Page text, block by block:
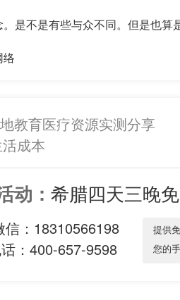
不是有些与众不同。但是也算
教育医疗资源实测分享
成本
动： 希腊四天三晚
： 18310566198
：400-657-9598
提供
您的